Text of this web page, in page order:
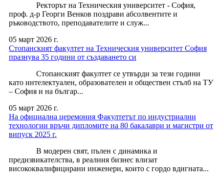
Ректорът на Техническия университет - София,
проф. д-р Георги Венков поздрави абсолвентите и
ръководството, преподавателите и служ...
05 март 2026 г.
Стопанският факултет на Техническия университет София
празнува 35 години от създаването си
Стопанският факултет се утвърди за тези години
като интелектуален, образователен и обществен стълб на ТУ
– София и на българ...
05 март 2026 г.
На официална церемония Факултетът по индустриални
технологии връчи дипломите на 80 бакалаври и магистри от
випуск 2025 г.
В модерен свят, пълен с динамика и
предизвикателства, в реалния бизнес влизат
висококвалифицирани инженери, които с гордо вдигната...